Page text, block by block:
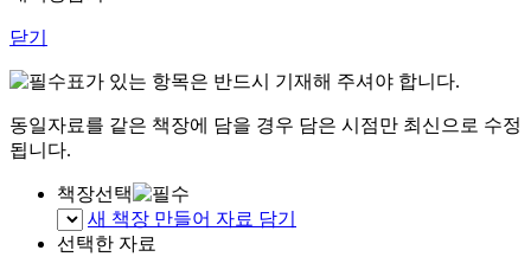
닫기
표가 있는 항목은 반드시 기재해 주셔야 합니다.
동일자료를 같은 책장에 담을 경우 담은 시점만 최신으로 수정
됩니다.
책장선택
새 책장 만들어 자료 담기
선택한 자료